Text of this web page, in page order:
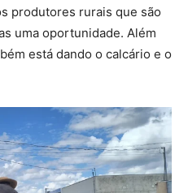
produtores rurais que são
uma oportunidade. Além
está dando o calcário e o